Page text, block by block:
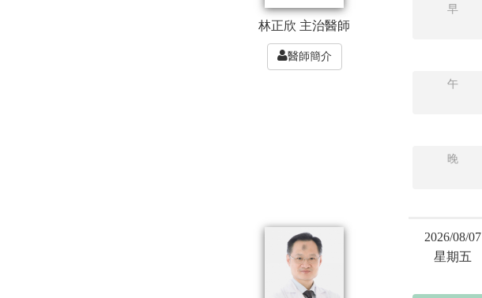
林正欣 主治醫師
醫師簡介
早
午
晚
2026/08/07
星期五